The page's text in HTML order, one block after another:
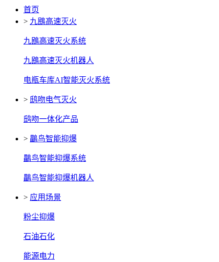
首页
> 九鴖高速灭火
九鴖高速灭火系统
九鴖高速灭火机器人
电瓶车库AI智能灭火系统
> 鸱吻电气灭火
鸱吻一体化产品
> 鸓鸟智能抑爆
鸓鸟智能抑爆系统
鸓鸟智能抑爆机器人
> 应用场景
粉尘抑爆
石油石化
能源电力